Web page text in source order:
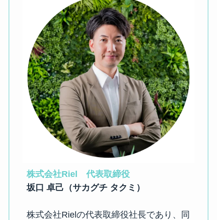
株式会社Riel　代表取締役
坂口 卓己（サカグチ タクミ）
株式会社Rielの代表取締役社長であり、同